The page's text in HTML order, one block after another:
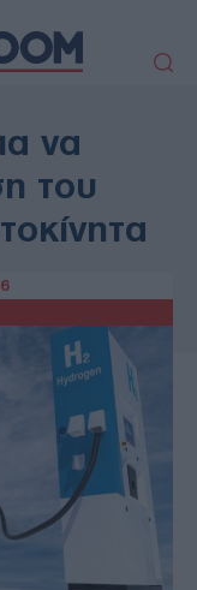
να
του